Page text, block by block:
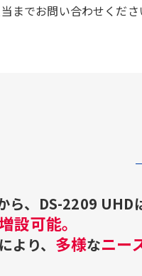
までお問い合わせくださ
ら、DS-2209 UHD
設可能。
により、 多様なニー